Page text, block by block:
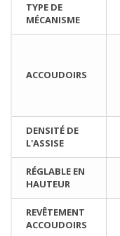
TYPE DE
MÉCANISME
ACCOUDOIRS
DENSITÉ DE
L'ASSISE
RÉGLABLE EN
HAUTEUR
REVÊTEMENT
ACCOUDOIRS